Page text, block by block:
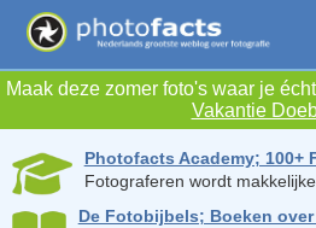
Maak deze zomer foto's waar je
Vakantie
Photofacts Academy; 100+
Fotograferen wordt
De Fotobijbels; Boeken